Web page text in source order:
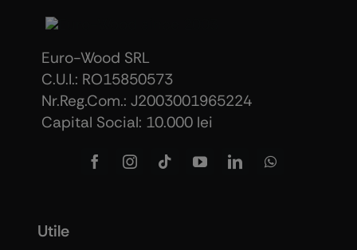
Euro-Wood SRL
C.U.I.: RO15850573
Nr.Reg.Com.: J2003001965224
Capital Social: 10.000 lei
Utile